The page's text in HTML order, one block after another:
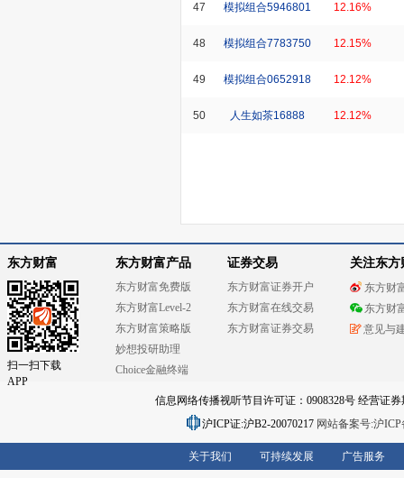
47 模拟组合5946801 12.16%
48 模拟组合7783750 12.15%
49 模拟组合0652918 12.12%
50 人生如茶16888 12.12%